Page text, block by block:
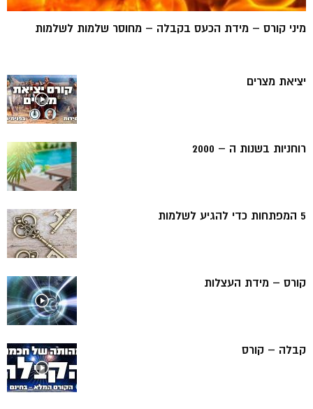
מיני קורס – מידת הכעס בקבלה – מחוסר שלמות לשלמות
יציאת מצרים
רוחניות בשנות ה – 2000
5 המפתחות כדי להגיע לשלמות
קורס – מידת העצלות
קבלה – קורס